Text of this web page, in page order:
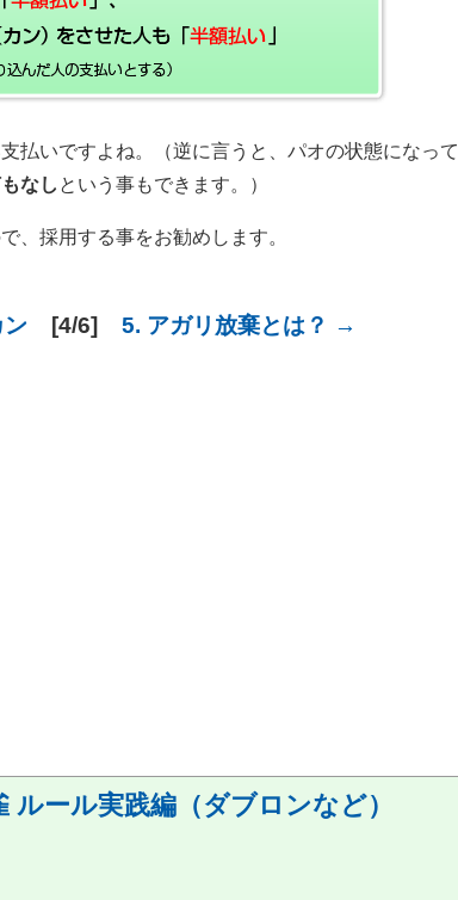
払いですよね。（逆に言うと、パオの状態になって
なし という事もできます。）
、採用する事をお勧めします。
[4/6] 5. アガリ放棄とは？ →
ルール実践編（ダブロンなど）